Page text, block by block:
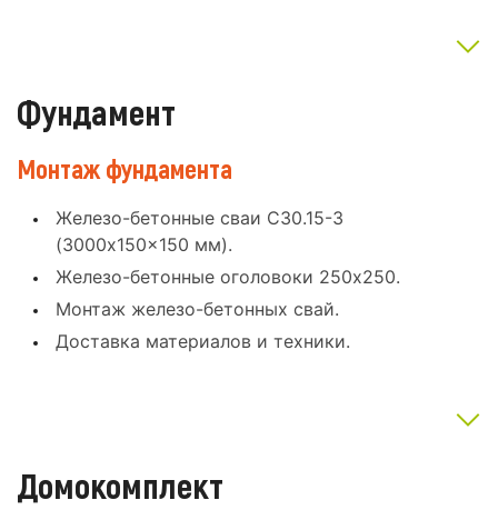
Фундамент
Монтаж фундамента
Железо-бетонные сваи С30.15-3
(3000x150x150 мм).
Железо-бетонные оголовоки 250x250.
Монтаж железо-бетонных свай.
Доставка материалов и техники.
Домокомплект